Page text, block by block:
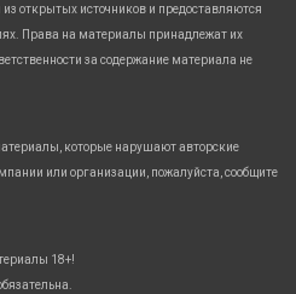
открытых источников и предоставляются
Права на материалы принадлежат их
за содержание материала не
которые нарушают авторские
или организации, пожалуйста, сообщите
18+!